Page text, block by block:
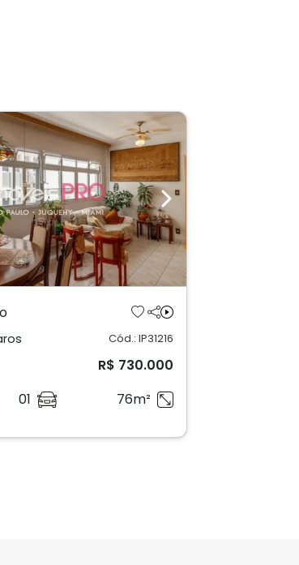
Next
Cód.: IP31216
R$ 730.000
01 76m²